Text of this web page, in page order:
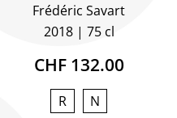
Frédéric Savart
2018
75 cl
CHF 132.00
R N